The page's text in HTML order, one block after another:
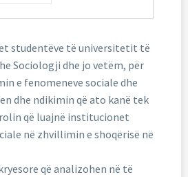
studentëve të universitetit të
Sociologji dhe jo vetëm, për
e fenomeneve sociale dhe
dhe ndikimin që ato kanë tek
që luajnë institucionet
në zhvillimin e shoqërisë në
që analizohen në të